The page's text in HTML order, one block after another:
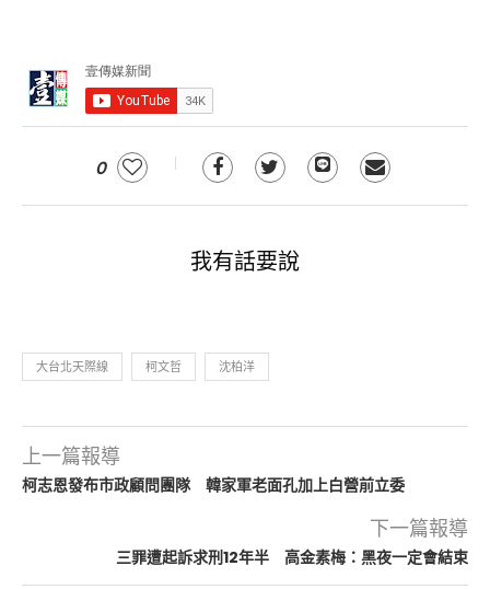
0
我有話要說
大台北天際線 柯文哲 沈柏洋
上一篇報導
柯志恩發布市政顧問團隊 韓家軍老面孔加上白營前立委
下一篇報導
三罪遭起訴求刑12年半 高金素梅：黑夜一定會結束